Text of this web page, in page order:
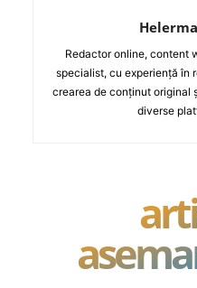
Redactor online, content
specialist, cu experiență în
crearea de conținut original
diverse